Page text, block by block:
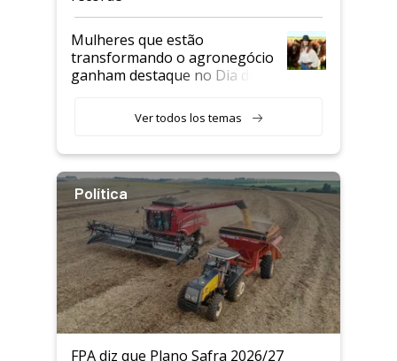
Mulheres que estão
transformando o agronegócio
ganham destaque no Dia do
Ver todos los temas
Política
FPA diz que Plano Safra 2026/27